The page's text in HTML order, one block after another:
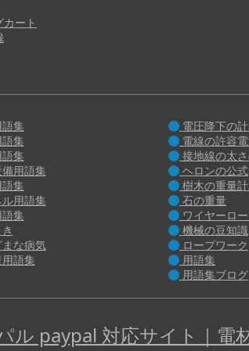
ート
集
集
集
用語集
集
用語集
集
な病気
語集
電圧降下の
電線の許容
接地線の太
ヘロンの公式
樹木の重量
石の重量
ワイヤーロ
機械の豆知識
ロープワーク
用語集
用語集ブログ
ル paypal 対応サイト｜電